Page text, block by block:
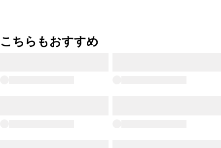
こちらもおすすめ